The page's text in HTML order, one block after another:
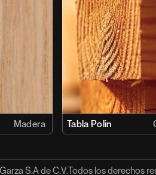
Madera Tabla Polín
S.A de C.V.Todos los derechos